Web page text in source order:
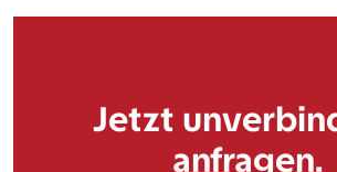
Jetzt
anfragen.